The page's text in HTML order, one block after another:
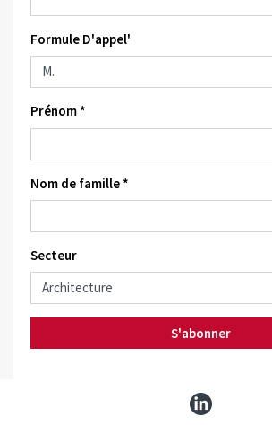
Formule D'appel'
Prénom *
Nom de famille *
Secteur
S'abonner